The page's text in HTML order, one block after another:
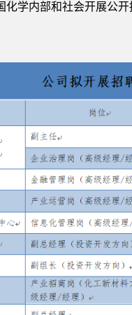
学内部和社会开展公